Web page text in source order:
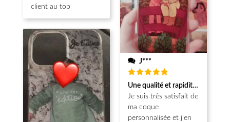
client au top
J***
Note5
sur 5
Une qualité et rapidité au top!
Je suis très satisfait de
ma coque
personnalisée et j'en